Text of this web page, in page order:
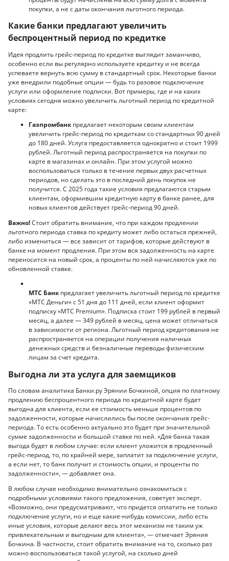
покупки, а не с даты окончания льготного периода.
Какие банки предлагают увеличить
беспроцентный период по кредитке
Идея продлить грейс-период по кредитке выглядит заманчиво,
особенно если вы регулярно используете кредитку и не всегда
успеваете вернуть всю сумму в стандартный срок. Некоторые банки
уже внедрили подобные опции — будь то разовое подключение
услуги или оформление подписки. Вот примеры, где и на каких
условиях сегодня можно увеличить льготный период по кредитной
карте:
Газпромбанк предлагает некоторым своим клиентам
увеличить грейс-период по кредиткам со стандартных 90 дней
до 180 дней. Услуга предоставляется однократно и стоит 1999
рублей. Льготный период распространяется на покупки по
карте в магазинах и онлайн. При этом услугой можно
воспользоваться только в течение первых двух расчетных
периодов, но сделать это в последний день покупок не
получится. С 2025 года такие условия предлагаются старым
клиентам, оформившим кредитную карту в банке ранее, для
новых клиентов действует грейс-период 90 дней.
Важно!Стоит обратить внимание, что при каждом продлении
льготного периода ставка по кредиту может либо остаться прежней,
либо измениться — все зависит от тарифов, которые действуют в
банке на момент продления. При этом вся задолженность на карте
переносится на новый срок, а проценты по ней начисляются уже по
обновленной ставке.
МТС Банк предлагает увеличить льготный период по кредитке
«МТС Деньги» с 51 дня до 111 дней, если клиент оформит
подписку «MTC Premium». Подписка стоит 199 рублей в первый
месяц, а далее — 349 рублей в месяц, цена может отличаться
в зависимости от региона. Льготный период кредитования не
распространяется на операции получения наличных
денежных средств и безналичные переводы физическим
лицам за счет кредита.
Выгодна ли эта услуга для заемщиков
По словам аналитика Банки.ру Эрянии Бочкиной, опция по платному
продлению беспроцентного периода по кредитной карте будет
выгодна для клиента, если ее стоимость меньше процентов по
задолженности, которые начислились бы после окончания грейс-
периода. То есть особенно актуально это будет при значительной
сумме задолженности и большой ставке по ней. «Для банка такая
выгода будет в любом случае: если клиент уложится в продленный
грейс-период, то, по крайней мере, заплатит за подключение услуги,
а если нет, то банк получит и стоимость опции, и проценты по
задолженности», — добавляет она.
В любом случае необходимо внимательно ознакомиться с
подробными условиями такого предложения, советует эксперт.
«Возможно, они предусматривают, что придется оплатить не только
подключение услуги, но и еще какие-нибудь комиссии, либо есть
иные условия, которые делают весь этот механизм не таким уж
привлекательным и выгодным для клиента», — отмечает Эряния
Бочкина. В частности, стоит обратить внимание на то, сколько раз
можно воспользоваться такой услугой, на сколько дней